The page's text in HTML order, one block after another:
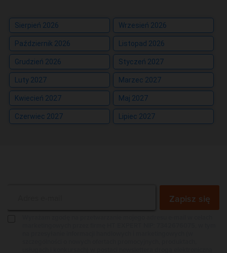
Sierpień 2026 Wrzesień 2026
Październik 2026 Listopad 2026
Grudzień 2026 Styczeń 2027
Luty 2027 Marzec 2027
Kwiecień 2027 Maj 2027
Czerwiec 2027 Lipiec 2027
Zapisz się